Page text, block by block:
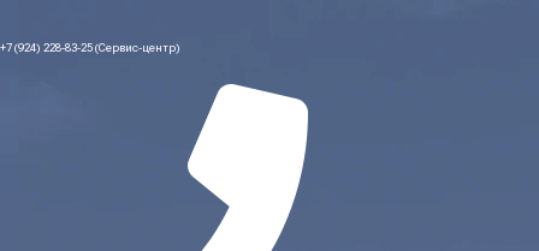
+7 (924) 228-83-25 (Сервис-центр)